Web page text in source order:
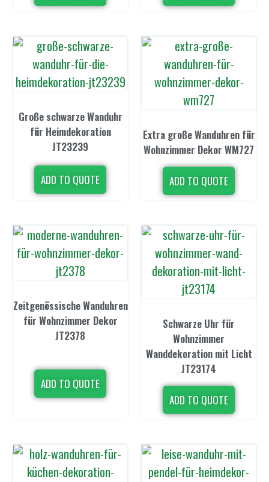
Große schwarze Wanduhr
für Heimdekoration
JT23239
ADD TO QUOTE
Extra große Wanduhren für
Wohnzimmer Dekor WM727
ADD TO QUOTE
Zeitgenössische Wanduhren
für Wohnzimmer Dekor
JT2378
ADD TO QUOTE
Schwarze Uhr für
Wohnzimmer
Wanddekoration mit Licht
JT23174
ADD TO QUOTE